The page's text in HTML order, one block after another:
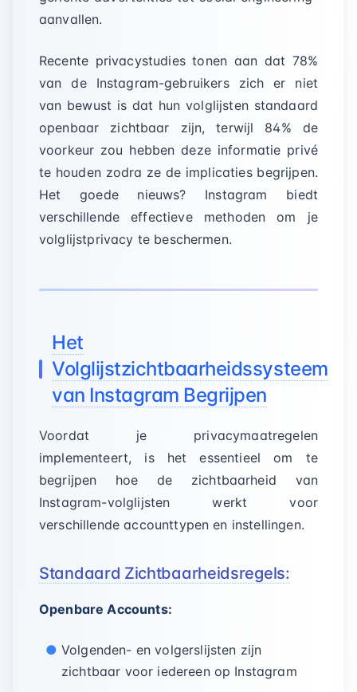
aanvallen.
Recente privacystudies tonen aan dat 78%
van de Instagram-gebruikers zich er niet
van bewust is dat hun volglijsten standaard
openbaar zichtbaar zijn, terwijl 84% de
voorkeur zou hebben deze informatie privé
te houden zodra ze de implicaties begrijpen.
Het goede nieuws? Instagram biedt
verschillende effectieve methoden om je
volglijstprivacy te beschermen.
Het
Volglijstzichtbaarheidssysteem
van Instagram Begrijpen
Voordat je privacymaatregelen
implementeert, is het essentieel om te
begrijpen hoe de zichtbaarheid van
Instagram-volglijsten werkt voor
verschillende accounttypen en instellingen.
Standaard Zichtbaarheidsregels:
Openbare Accounts:
Volgenden- en volgerslijsten zijn
zichtbaar voor iedereen op Instagram